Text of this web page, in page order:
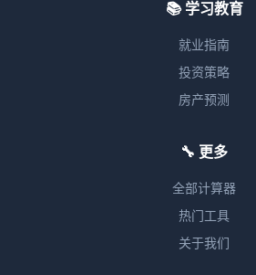
📚 学习教育
就业指南
投资策略
房产预测
🔧 更多
全部计算器
热门工具
关于我们